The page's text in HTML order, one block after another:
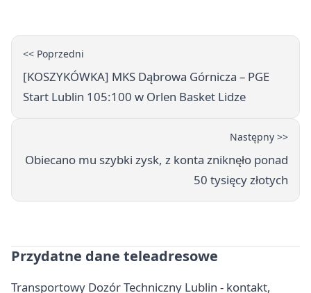
<< Poprzedni
[KOSZYKÓWKA] MKS Dąbrowa Górnicza – PGE
Start Lublin 105:100 w Orlen Basket Lidze
Następny >>
Obiecano mu szybki zysk, z konta zniknęło ponad
50 tysięcy złotych
Przydatne dane teleadresowe
Transportowy Dozór Techniczny Lublin - kontakt,